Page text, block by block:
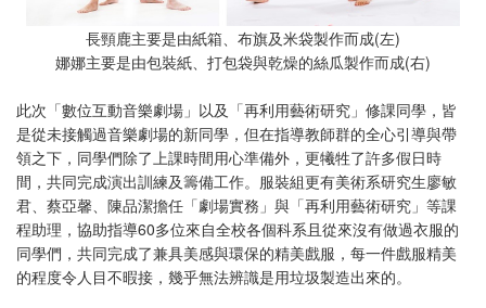
長頸鹿主要是由紙箱、布旗及米袋製作而成(左)
娜娜主要是由包裝紙、打包袋與乾燥的絲瓜製作而成(右)
此次「數位互動音樂劇場」以及「再利用藝術研究」修課同學，皆
是從未接觸過音樂劇場的新同學，但在指導教師群的全心引導與帶
領之下，同學們除了上課時間用心準備外，更犧牲了許多假日時
間，共同完成演出訓練及籌備工作。服裝組更有美術系研究生廖敏
君、蔡亞馨、陳品潔擔任「劇場實務」與「再利用藝術研究」等課
程助理，協助指導60多位來自全校各個科系且從來沒有做過衣服的
同學們，共同完成了兼具美感與環保的精美戲服，每一件戲服精美
的程度令人目不暇接，幾乎無法辨識是用垃圾製造出來的。